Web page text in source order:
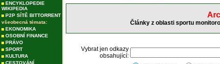
ENCYKLOPEDIE
WIKIPEDIA
P2P SÍTĚ BITTORRENT
všeobecná témata:
EKONOMIKA
OSOBNÍ FINANCE
PRÁVO
SPORT
KULTURA
CESTOVÁNÍ
Články z oblasti sportu
Vybrat jen odkazy
obsahující: